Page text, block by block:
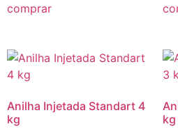
comprar
Anilha Injetada Standart 4
kg
kg